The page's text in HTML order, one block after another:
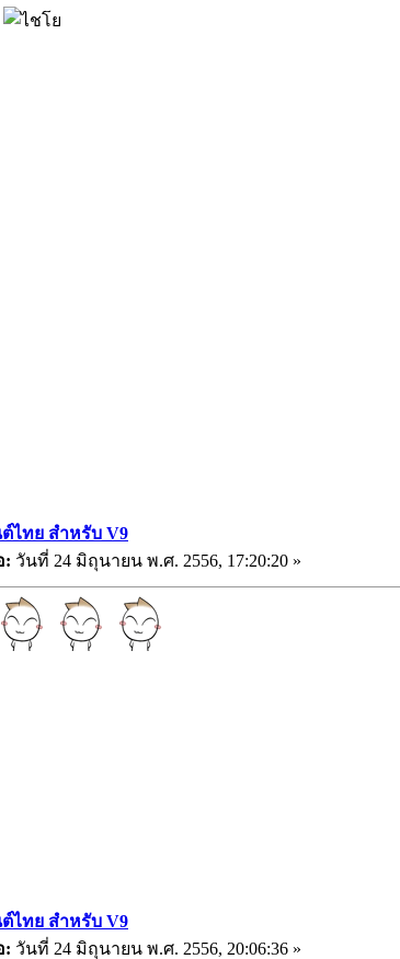
ไทย สำหรับ V9
: วันที่ 24 มิถุนายน พ.ศ. 2556, 17:20:20 »
ไทย สำหรับ V9
: วันที่ 24 มิถุนายน พ.ศ. 2556, 20:06:36 »